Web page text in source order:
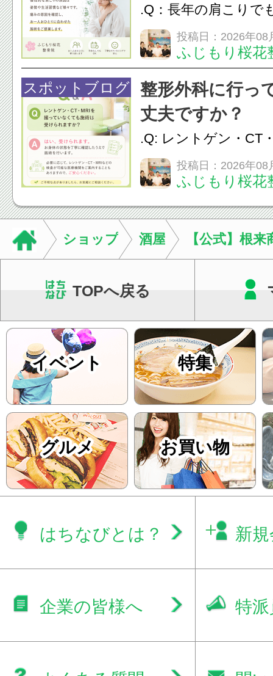
.Q：長年の肩こりで
か？A：はい、お任
性的な肩こりの原因
慣など様々です。痛
し、お一人おひとり
をご提案します。.#
投稿日：2026年08
ふじもり桜花
スポットブログ
整形外科に行っ
丈夫ですか？
.Q: レントゲン・CT
いなくても施術は受
A: はい、受けられま
態を丁寧に確認した
います。必要に応じ
ン・CT・MRIなどの
投稿日：2026年08
ふじもり桜花
ショップ 酒屋 【公式】根来
TOPへ戻る
イベント 特集
グルメ お買い物
はちなびとは？ 新
企業の皆様へ 特